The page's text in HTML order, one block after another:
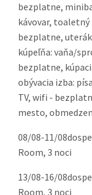
bezplatne,
kávovar,
bezplatne,
kúpeľňa: vaňa/
bezplatne,
obývacia izba:
TV, wifi -
mesto,
08/08-11/08
Room, 3 noci
13/08-16/08
Room, 3 noci